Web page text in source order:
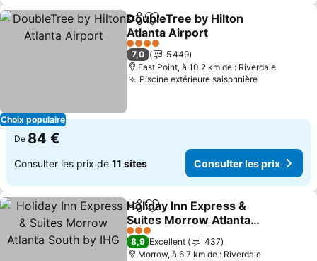
Choix populaire
PartagerAjouter à mes favoris
DoubleTree by Hilton
Atlanta Airport
4 Étoiles
7,0
5 449
East Point, à 10.2 km de : Riverdale
Piscine extérieure saisonnière
De 84 €
Consulter les prix de 11 sites Consulter les prix
PartagerAjouter à mes favoris
Holiday Inn Express &
Suites Morrow Atlanta
South by IHG
3 Étoiles
8,9 Excellent
437
Morrow, à 6.7 km de : Riverdale